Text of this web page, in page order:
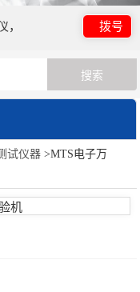
， 拨号
试仪器 >MTS电子万